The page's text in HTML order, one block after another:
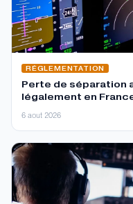
RÉGLEMENTATION
Perte de séparation
légalement en
6 aout 2026